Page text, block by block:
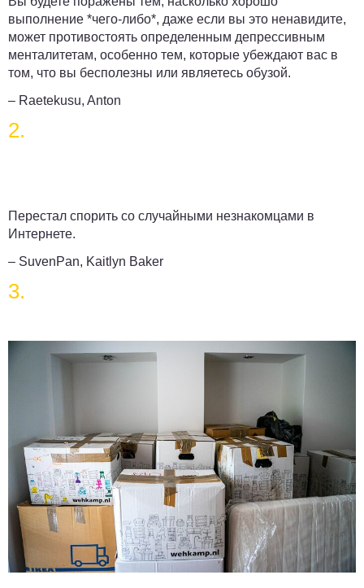
выполнение *чего-либо*, даже если вы это ненавидите,
может противостоять определенным депрессивным
менталитетам, особенно тем, которые убеждают вас в
том, что вы бесполезны или являетесь обузой.
– Raetekusu, Anton
2.
Перестал спорить со случайными незнакомцами в
Интернете.
– SuvenPan, Kaitlyn Baker
3.